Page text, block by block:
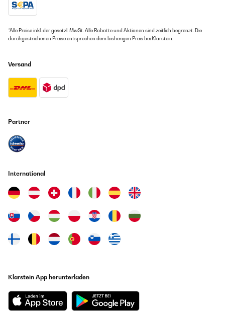
*Alle Preise inkl. der gesetzl. MwSt. Alle Rabatte und Aktionen sind zeitlich begrenzt. Die
durchgestrichenen Preise entsprechen dem bisherigen Preis bei Klarstein.
Versand
Partner
International
Klarstein App herunterladen